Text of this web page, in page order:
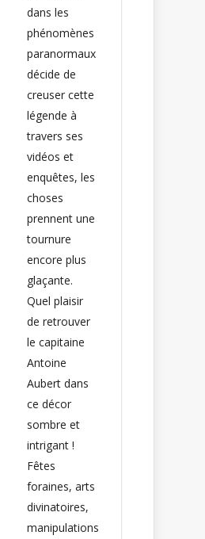
dans les
phénomènes
paranormaux
décide de
creuser cette
légende à
travers ses
vidéos et
enquêtes, les
choses
prennent une
tournure
encore plus
glaçante.
Quel plaisir
de retrouver
le capitaine
Antoine
Aubert dans
ce décor
sombre et
intrigant !
Fêtes
foraines, arts
divinatoires,
manipulations